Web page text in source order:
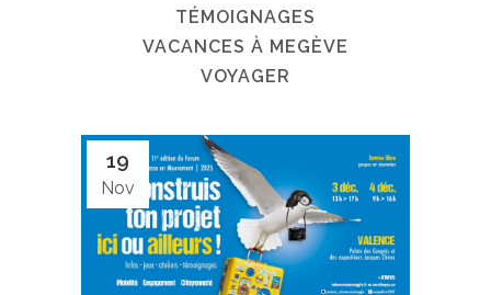
TÉMOIGNAGES
VACANCES À MEGÈVE
VOYAGER
19
Nov